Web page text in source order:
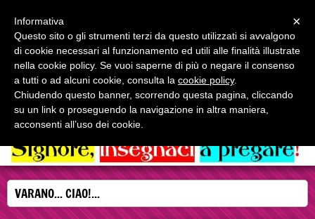
Fate discepoli tutti i popoli
Il Vangelo online
VARANO... CIAO!...
×
Informativa
Questo sito o gli strumenti terzi da questo utilizzati si avvalgono
di cookie necessari al funzionamento ed utili alle finalità illustrate
nella cookie policy. Se vuoi saperne di più o negare il consenso
a tutti o ad alcuni cookie, consulta la cookie policy.
Chiudendo questo banner, scorrendo questa pagina, cliccando
su un link o proseguendo la navigazione in altra maniera,
acconsenti all’uso dei cookie.